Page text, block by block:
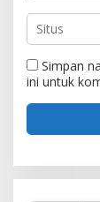
Simpan
ini untuk